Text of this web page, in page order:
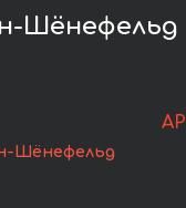
Шёнефельд